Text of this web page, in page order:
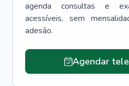
agenda consultas e
acessíveis, sem
adesão.
Agendar